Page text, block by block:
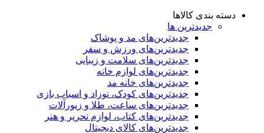
دسته بندی کالاها
جدیدترین ها
جدید‌ترین‌های مد و پوشاک
جدید‌ترین‌های ورزش و سفر
جدید‌ترین‌های سلامت و زیبایی
جدید‌ترین‌های لوازم خانه
جدیدترین‌های خانه مد
جدید‌ترین‌های کودک، نوزاد و اسباب بازی
جدید‌ترین‌های ساعت، طلا و زیورآلات
جدید‌ترین‌های کتاب، لوازم تحریر و هنر
جدید‌ترین‌های کالای دیجیتال